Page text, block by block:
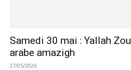
Samedi 30 mai : Yallah
arabe amazigh
27/05/2026